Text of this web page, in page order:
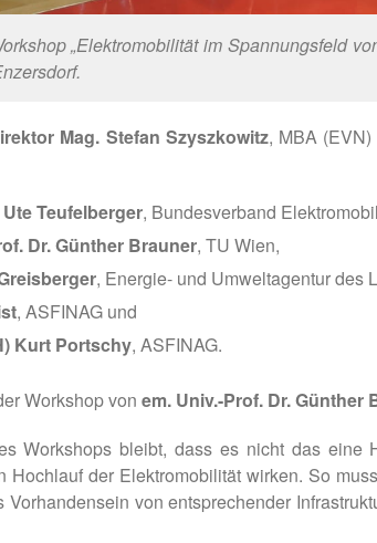
„Elektromobilität im Spannungsfeld
Mag. Stefan Szyszkowitz, MBA
Teufelberger, Bundesverband
Dr. Günther Brauner, TU Wien,
, Energie- und Umweltagentur des
, ASFINAG und
Kurt Portschy, ASFINAG.
Workshop von em. Univ.-Prof. Dr. Günther
Workshops bleibt, dass es nicht das eine
Hochlauf der Elektromobilität wirken. So
Vorhandensein von entsprechender